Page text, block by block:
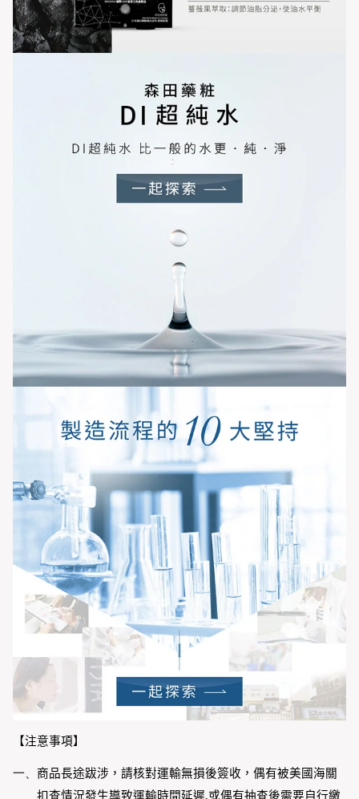
【注意事項】
一、 商品長途跋涉，請核對運輸無損後簽收，偶有被美國海關
扣查情況發生導致運輸時間延遲,或偶有抽查後需要自行繳